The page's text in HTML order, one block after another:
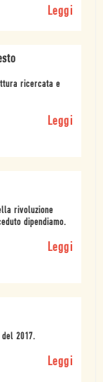
Leggi
ricercata e
Leggi
rivoluzione
dipendiamo.
Leggi
2017.
Leggi